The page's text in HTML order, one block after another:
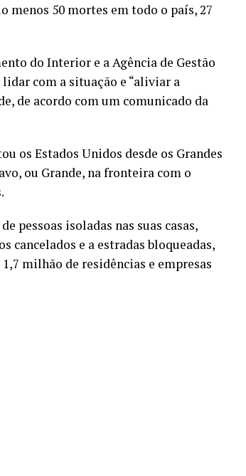
menos 50 mortes em todo o país, 27
do Interior e a Agência de Gestão
lidar com a situação e “aliviar a
de acordo com um comunicado da
os Estados Unidos desde os Grandes
ou Grande, na fronteira com o
pessoas isoladas nas suas casas,
cancelados e a estradas bloqueadas,
milhão de residências e empresas